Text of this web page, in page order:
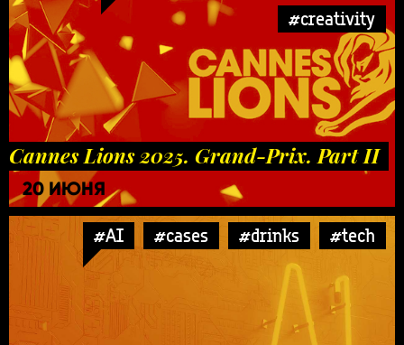
#creativity
Cannes Lions 2025. Grand-Prix. Part II
20 ИЮНЯ
#AI #cases #drinks #tech